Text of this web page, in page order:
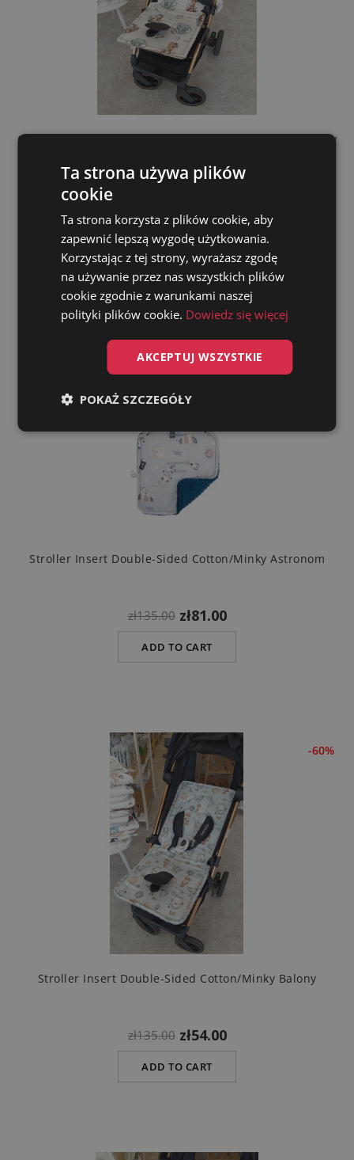
Cotton&Minky Stroller Insert Double-Sided Cotton/minky
ADD TO CART
Stroller Insert Double-Sided Cotton/minky Astronom
zł135.00 zł81.00
ADD TO CART
Stroller Insert Double-Sided Cotton/minky Balony
zł135.00
-60%
zł54.00
ADD TO CART
Ta strona używa plików
cookie
Ta strona korzysta z plików cookie, aby
zapewnić lepszą wygodę użytkowania.
Korzystając z tej strony, wyrażasz zgodę
na używanie przez nas wszystkich plików
cookie zgodnie z warunkami naszej
polityki plików cookie. Dowiedz się więcej
AKCEPTUJ WSZYSTKIE
POKAŻ SZCZEGÓŁY